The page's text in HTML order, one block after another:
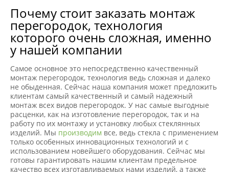
Почему стоит заказать монтаж
перегородок, технология
которого очень сложная, именно
у нашей компании
Самое основное это непосредственно качественный
монтаж перегородок, технология ведь сложная и далеко
не обыденная. Сейчас наша компания может предложить
клиентам самый качественный и самый надежный
монтаж всех видов перегородок. У нас самые выгодные
расценки, как на изготовление перегородок, так и на
работу по их монтажу и установку любых стеклянных
изделий. Мы производим все, ведь стекла с применением
только особенных инновационных технологий и с
использованием новейшего оборудования. Сейчас мы
готовы гарантировать нашим клиентам предельное
качество всех изготавливаемых нами изделий, а также